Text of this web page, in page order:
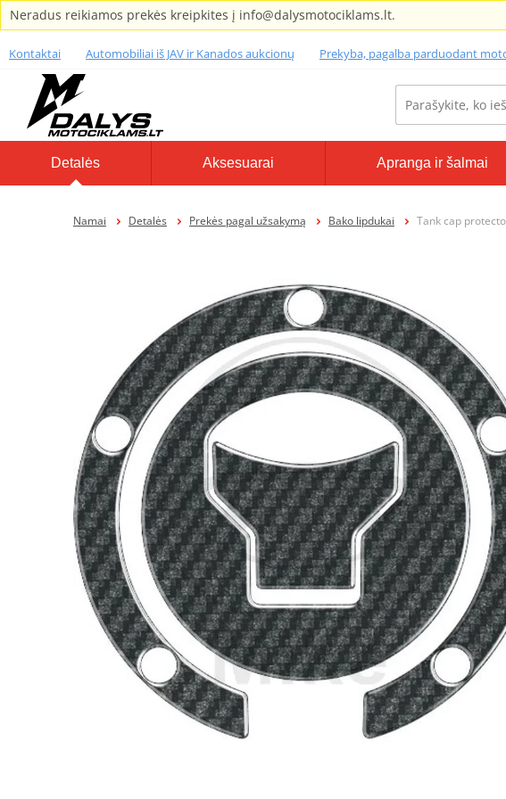
Neradus reikiamos prekės kreipkites į info@dalysmotociklams.lt.
Kontaktai Automobiliai iš JAV ir Kanados aukcionų Prekyba, pagalba parduodant
Detalės Aksesuarai Apranga ir šalmai
Namai Detalės Prekės pagal užsakymą Bako lipdukai Tank cap